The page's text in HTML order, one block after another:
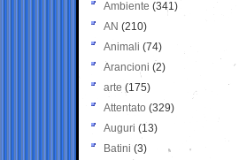
Ambiente (341)
AN (210)
Animali (74)
Arancioni (2)
arte (175)
Attentato (329)
Auguri (13)
Batini (3)